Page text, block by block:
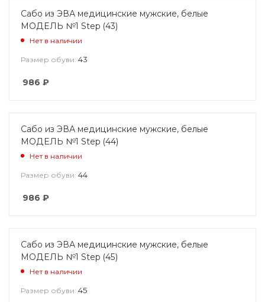
Сабо из ЭВА медицинские мужские, белые
МОДЕЛЬ №1 Step (43)
Нет в наличии
Размер обуви: 43
986 ₽
Сабо из ЭВА медицинские мужские, белые
МОДЕЛЬ №1 Step (44)
Нет в наличии
Размер обуви: 44
986 ₽
Сабо из ЭВА медицинские мужские, белые
МОДЕЛЬ №1 Step (45)
Нет в наличии
Размер обуви: 45